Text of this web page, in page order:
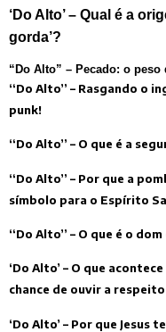
‘Do Alto’ – Qual é a
gorda’?
“Do Alto” – Pecado: o
“Do Alto” – Rasgando o
punk!
“Do Alto” – O que é a
“Do Alto” – Por que a
símbolo para o Espírito
“Do Alto” – O que é o
‘Do Alto’ – O que
chance de ouvir a respeito
‘Do Alto’ – Por que